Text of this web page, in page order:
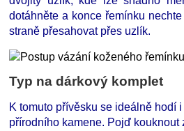
dotáhněte a konce řemínku
straně přesahovat přes uzlík.
Typ na dárkový komplet
K tomuto přívěsku se ideálně hodí
přírodního kamene. Pojď kouknout